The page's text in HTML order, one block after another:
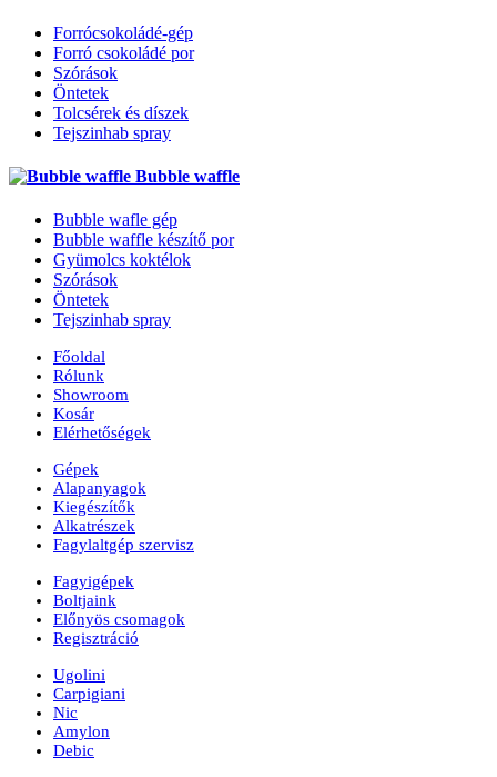
Forrócsokoládé-gép
Forró csokoládé por
Szórások
Öntetek
Tolcsérek és díszek
Tejszinhab spray
Bubble waffle
Bubble wafle gép
Bubble waffle készítő por
Gyümolcs koktélok
Szórások
Öntetek
Tejszinhab spray
Főoldal
Rólunk
Showroom
Kosár
Elérhetőségek
Gépek
Alapanyagok
Kiegészítők
Alkatrészek
Fagylaltgép szervisz
Fagyigépek
Boltjaink
Előnyös csomagok
Regisztráció
Ugolini
Carpigiani
Nic
Amylon
Debic